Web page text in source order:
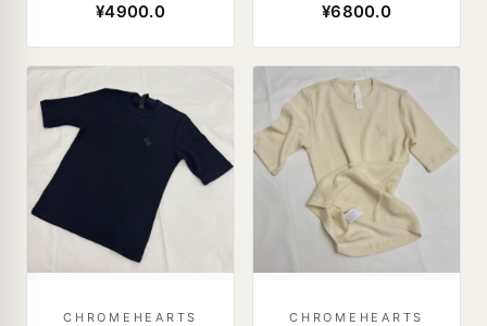
¥4900.0 ¥6800.0
CHROMEHEARTS CHROMEHEARTS